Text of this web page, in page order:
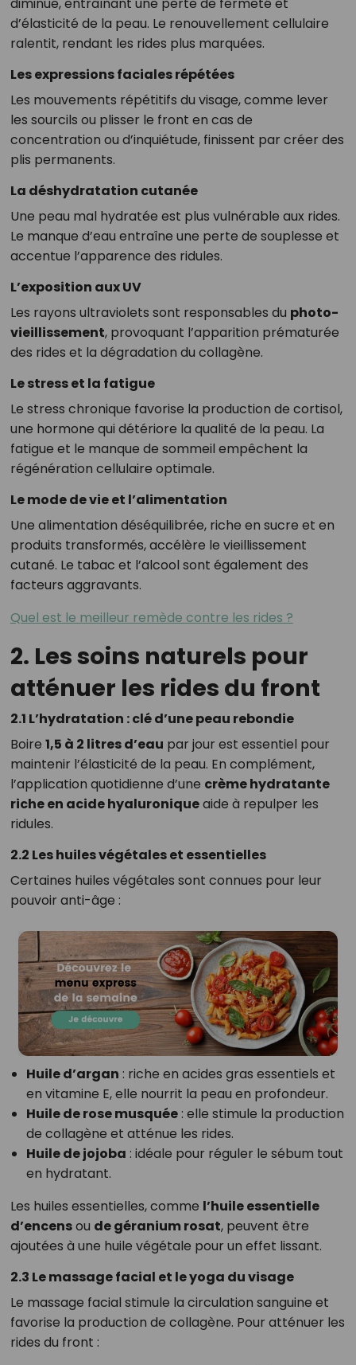
diminue, entraînant une perte de fermeté et
d’élasticité de la peau. Le renouvellement cellulaire
ralentit, rendant les rides plus marquées.
Les expressions faciales répétées
Les mouvements répétitifs du visage, comme lever
les sourcils ou plisser le front en cas de
concentration ou d’inquiétude, finissent par créer des
plis permanents.
La déshydratation cutanée
Une peau mal hydratée est plus vulnérable aux rides.
Le manque d’eau entraîne une perte de souplesse et
accentue l’apparence des ridules.
L’exposition aux UV
Les rayons ultraviolets sont responsables du photo-
vieillissement, provoquant l’apparition prématurée
des rides et la dégradation du collagène.
Le stress et la fatigue
Le stress chronique favorise la production de cortisol,
une hormone qui détériore la qualité de la peau. La
fatigue et le manque de sommeil empêchent la
régénération cellulaire optimale.
Le mode de vie et l’alimentation
Une alimentation déséquilibrée, riche en sucre et en
produits transformés, accélère le vieillissement
cutané. Le tabac et l’alcool sont également des
facteurs aggravants.
Quel est le meilleur remède contre les rides ?
2. Les soins naturels pour
atténuer les rides du front
2.1 L’hydratation : clé d’une peau rebondie
Boire 1,5 à 2 litres d’eau par jour est essentiel pour
maintenir l’élasticité de la peau. En complément,
l’application quotidienne d’une crème hydratante
riche en acide hyaluroniqueaide à repulper les
ridules.
2.2 Les huiles végétales et essentielles
Certaines huiles végétales sont connues pour leur
pouvoir anti-âge :
Huile d’argan : riche en acides gras essentiels et
en vitamine E, elle nourrit la peau en profondeur.
Huile de rose musquée: elle stimule la production
de collagène et atténue les rides.
Huile de jojoba : idéale pour réguler le sébum tout
en hydratant.
Les huiles essentielles, comme l’huile essentielle
d’encensou de géranium rosat, peuvent être
ajoutées à une huile végétale pour un effet lissant.
2.3 Le massage facial et le yoga du visage
Le massage facial stimule la circulation sanguine et
favorise la production de collagène. Pour atténuer les
rides du front :